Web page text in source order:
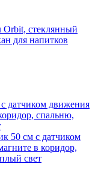
Orbit, стеклянный
для напитков